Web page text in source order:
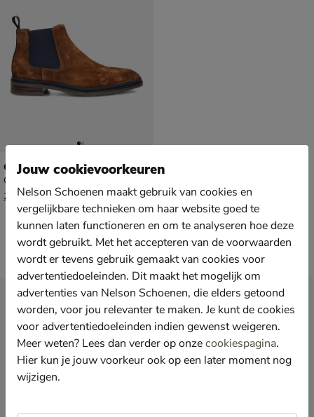
Giorgio
Chelseaboots - cognac
van € 219,99 voor € 153,99
219,99 153 ,99
Nieuwsbrief
Ontvang € 10,- welkomstkorting*
en blijf op de hoogte van leuke
acties en aanbiedingen!
E-mailadres Inschrijven
Jouw cookievoorkeuren
Nelson Schoenen maakt gebruik van cookies en
vergelijkbare technieken om haar website goed te
kunnen laten functioneren en om te analyseren hoe deze
wordt gebruikt. Met het accepteren van de voorwaarden
wordt er tevens gebruik gemaakt van cookies voor
advertentiedoeleinden. Dit maakt het mogelijk om
advertenties van Nelson Schoenen, die elders getoond
worden, voor jou relevanter te maken. Je kunt de cookies
voor advertentiedoeleinden indien gewenst weigeren.
Meer weten? Lees dan verder op onzecookiespagina.
Hier kun je jouw voorkeur ook op een later moment nog
wijzigen.